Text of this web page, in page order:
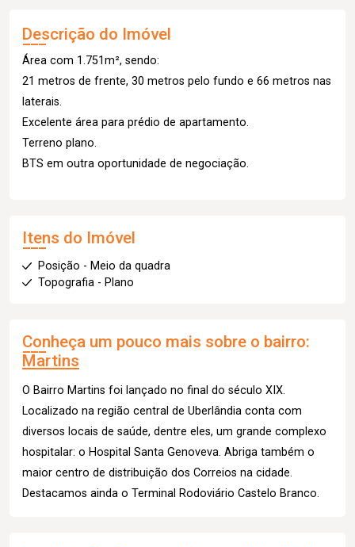
Descrição do Imóvel
Área com 1.751m², sendo:
21 metros de frente, 30 metros pelo fundo e 66 metros nas
laterais.
Excelente área para prédio de apartamento.
Terreno plano.
BTS em outra oportunidade de negociação.
Itens do Imóvel
Posição - Meio da quadra
Topografia - Plano
Conheça um pouco mais sobre o bairro:
Martins
O Bairro Martins foi lançado no final do século XIX.
Localizado na região central de Uberlândia conta com
diversos locais de saúde, dentre eles, um grande complexo
hospitalar: o Hospital Santa Genoveva. Abriga também o
maior centro de distribuição dos Correios na cidade.
Destacamos ainda o Terminal Rodoviário Castelo Branco.